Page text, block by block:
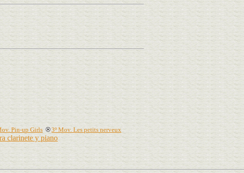
Pin-up Girls 3º Mov. Les petits nerveux
clarinete y piano